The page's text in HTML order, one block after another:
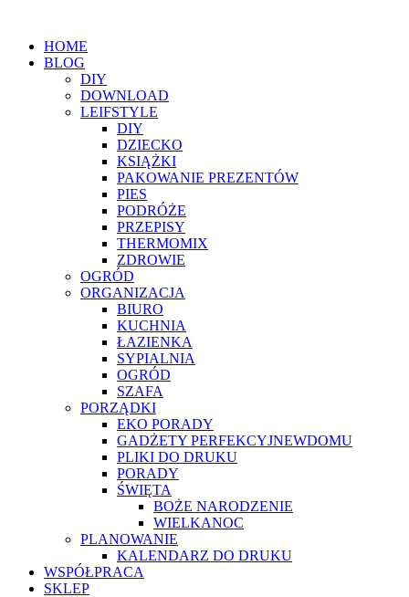
HOME
BLOG
DIY
DOWNLOAD
LEIFSTYLE
DIY
DZIECKO
KSIĄŻKI
PAKOWANIE PREZENTÓW
PIES
PODRÓŻE
PRZEPISY
THERMOMIX
ZDROWIE
OGRÓD
ORGANIZACJA
BIURO
KUCHNIA
ŁAZIENKA
SYPIALNIA
OGRÓD
SZAFA
PORZĄDKI
EKO PORADY
GADŻETY PERFEKCYJNEWDOMU
PLIKI DO DRUKU
PORADY
ŚWIĘTA
BOŻE NARODZENIE
WIELKANOC
PLANOWANIE
KALENDARZ DO DRUKU
WSPÓŁPRACA
SKLEP